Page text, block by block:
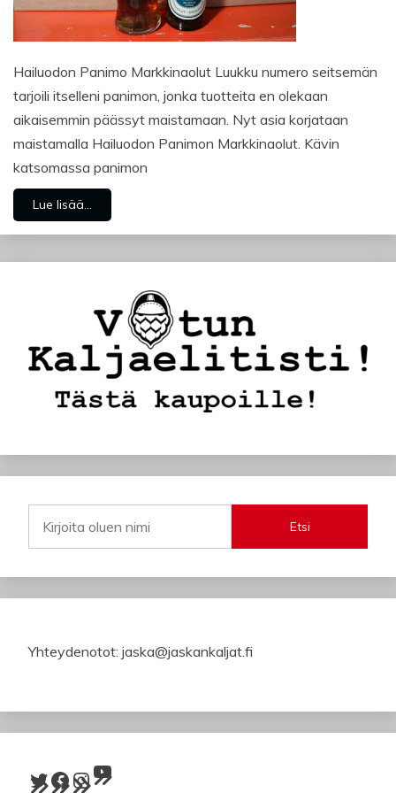
Hailuodon Panimo Markkinaolut Luukku numero seitsemän
tarjoili itselleni panimon, jonka tuotteita en olekaan
aikaisemmin päässyt maistamaan. Nyt asia korjataan
maistamalla Hailuodon Panimon Markkinaolut. Kävin
katsomassa panimon
Lue lisää...
Etsi
Yhteydenotot: jaska@jaskankaljat.fi
Twitter Facebook InstagramYouTube